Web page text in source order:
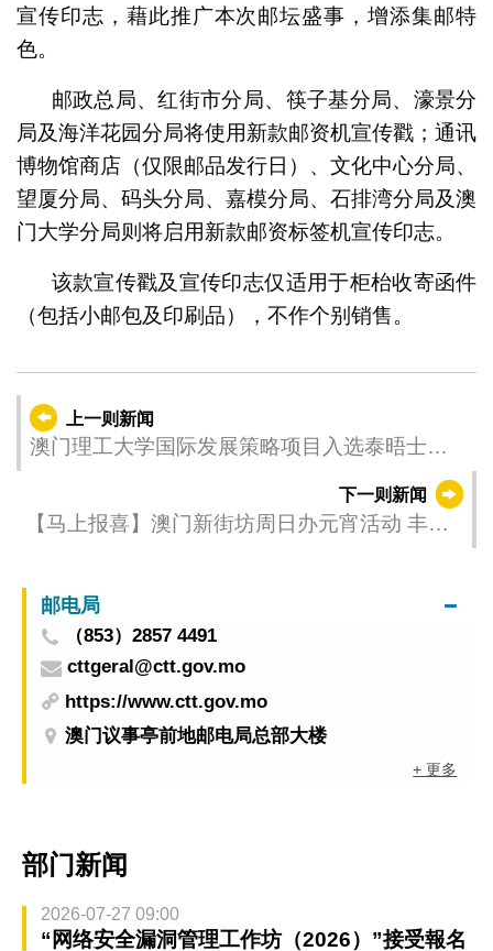
宣传印志，藉此推广本次邮坛盛事，增添集邮特
色。
邮政总局、红街市分局、筷子基分局、濠景分
局及海洋花园分局将使用新款邮资机宣传戳；通讯
博物馆商店（仅限邮品发行日）、文化中心分局、
望厦分局、码头分局、嘉模分局、石排湾分局及澳
门大学分局则将启用新款邮资标签机宣传印志。
该款宣传戳及宣传印志仅适用于柜枱收寄函件
（包括小邮包及印刷品），不作个别销售。
上一则新闻
澳门理工大学国际发展策略项目入选泰晤士高
下一则新闻
【马上报喜】澳门新街坊周日办元宵活动 丰富
邮电局
（853）2857 4491
cttgeral@ctt.gov.mo
https://www.ctt.gov.mo
澳门议事亭前地邮电局总部大楼
+ 更多
部门新闻
2026-07-27 09:00
“网络安全漏洞管理工作坊（2026）”接受報名